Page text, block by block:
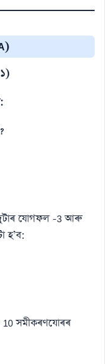
দুটাৰ যোগফল -3 আৰু
হ’ব:
সমীকৰণযোৰৰ